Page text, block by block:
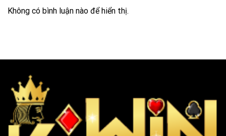
Không có bình luận nào để hiển thị.